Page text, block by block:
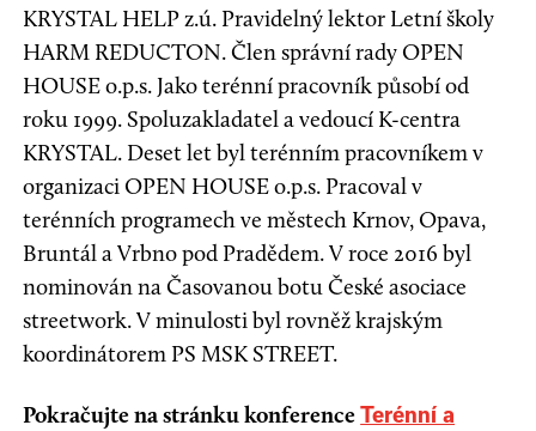
KRYSTAL HELP z.ú. Pravidelný lektor Letní školy
HARM REDUCTON. Člen správní rady OPEN
HOUSE o.p.s. Jako terénní pracovník působí od
roku 1999. Spoluzakladatel a vedoucí K-centra
KRYSTAL. Deset let byl terénním pracovníkem v
organizaci OPEN HOUSE o.p.s. Pracoval v
terénních programech ve městech Krnov, Opava,
Bruntál a Vrbno pod Pradědem. V roce 2016 byl
nominován na Časovanou botu České asociace
streetwork. V minulosti byl rovněž krajským
koordinátorem PS MSK STREET.
Pokračujte na stránku konferenceTerénní a